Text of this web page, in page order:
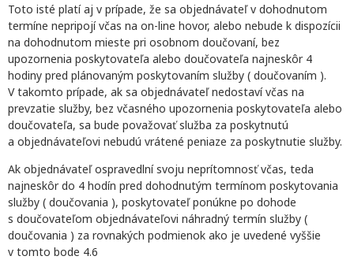
Toto isté platí aj v prípade, že sa objednávateľ v dohodnutom
termíne nepripojí včas na on-line hovor, alebo nebude k dispozícii
na dohodnutom mieste pri osobnom doučovaní, bez
upozornenia poskytovateľa alebo doučovateľa najneskôr 4
hodiny pred plánovaným poskytovaním služby ( doučovaním ).
V takomto prípade, ak sa objednávateľ nedostaví včas na
prevzatie služby, bez včasného upozornenia poskytovateľa alebo
doučovateľa, sa bude považovať služba za poskytnutú
a objednávateľovi nebudú vrátené peniaze za poskytnutie služby.
Ak objednávateľ ospravedlní svoju neprítomnosť včas, teda
najneskôr do 4 hodín pred dohodnutým termínom poskytovania
služby ( doučovania ), poskytovateľ ponúkne po dohode
s doučovateľom objednávateľovi náhradný termín služby (
doučovania ) za rovnakých podmienok ako je uvedené vyššie
v tomto bode 4.6